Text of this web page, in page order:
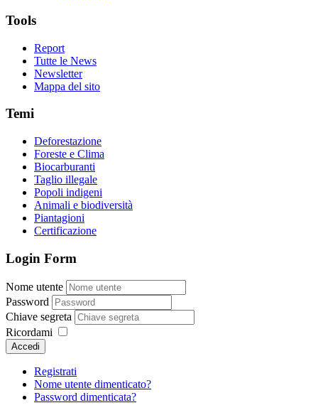
Tools
Report
Tutte le News
Newsletter
Mappa del sito
Temi
Deforestazione
Foreste e Clima
Biocarburanti
Taglio illegale
Popoli indigeni
Animali e biodiversità
Piantagioni
Certificazione
Login Form
Nome utente
Password
Chiave segreta
Ricordami
Accedi
Registrati
Nome utente dimenticato?
Password dimenticata?